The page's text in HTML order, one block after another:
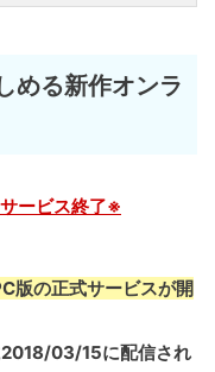
める新作オンラ
ービス終了※
版の正式サービスが開
03/15に配信され